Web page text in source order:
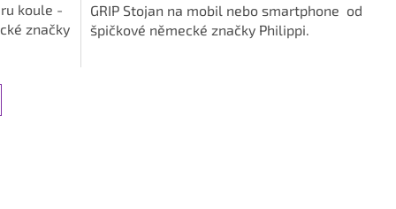
koule -
značky
GRIP Stojan na mobil nebo smartphone od
špičkové německé značky Philippi.